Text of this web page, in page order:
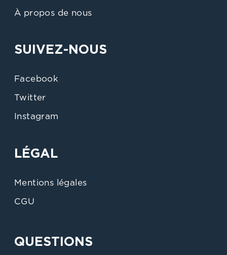
À propos de nous
SUIVEZ-NOUS
Facebook
Twitter
Instagram
LÉGAL
Mentions légales
CGU
QUESTIONS